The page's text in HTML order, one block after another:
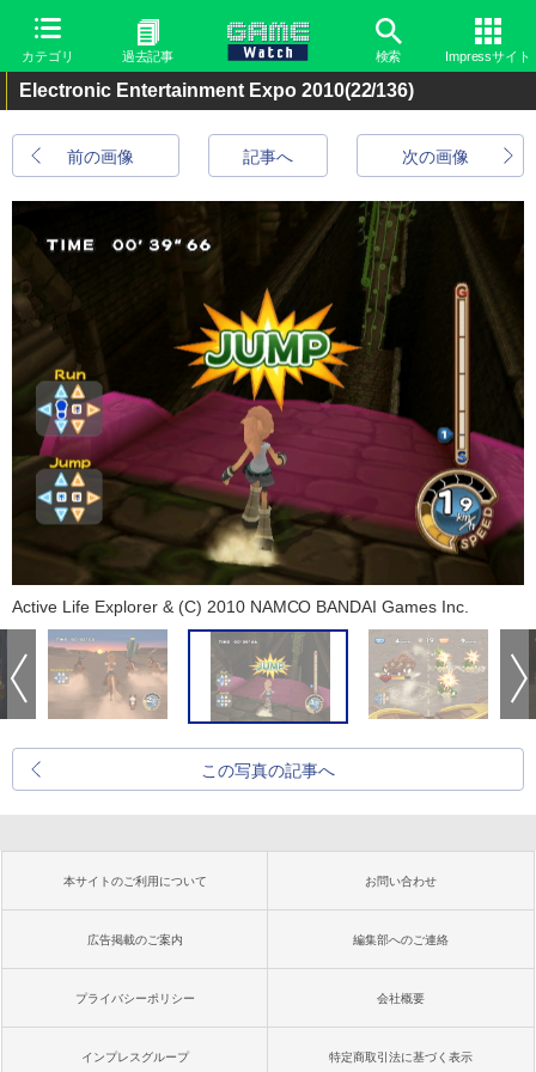
カテゴリ 過去記事 検索 Impressサイト
Electronic Entertainment Expo 2010(22/136)
前の画像 次の画像
記事へ
Active Life Explorer & (C) 2010 NAMCO BANDAI Games Inc.
この写真の記事へ
本サイトのご利用について お問い合わせ
広告掲載のご案内 編集部へのご連絡
プライバシーポリシー 会社概要
インプレスグループ 特定商取引法に基づく表示